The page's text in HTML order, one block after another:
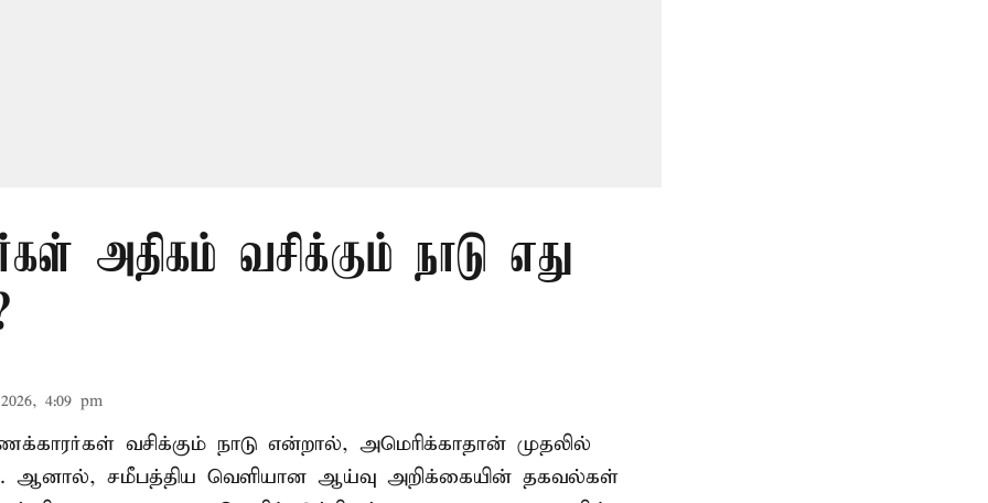
அதிகம் வசிக்கும் நாடு எது
4:09 pm
வசிக்கும் நாடு என்றால், அமெரிக்காதான் முதலில்
ஆனால், சமீபத்திய வெளியான ஆய்வு அறிக்கையின் தகவல்கள்